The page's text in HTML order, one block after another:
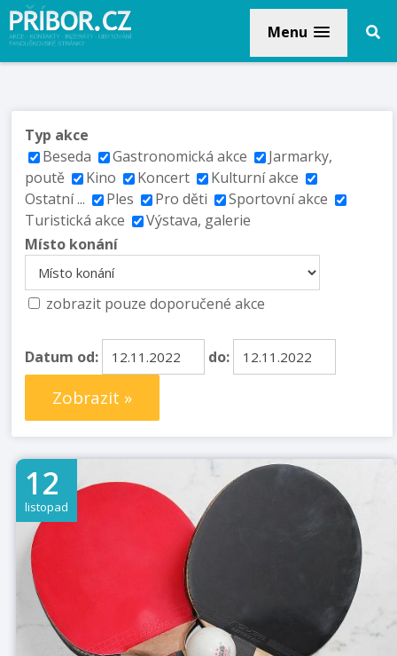
Menu
Typ akce
Beseda
Gastronomická akce
Jarmarky,
poutě
Kino Koncert
Kulturní akce
Ostatní ...
Ples Pro děti
Sportovní akce
Turistická akce
Výstava, galerie
Místo konání
zobrazit pouze doporučené akce
Datum od: do:
Zobrazit »
12
listopad